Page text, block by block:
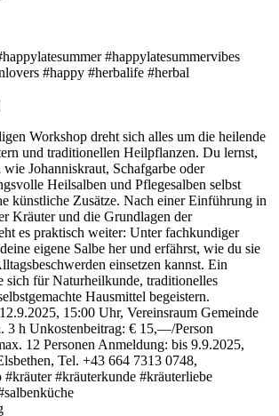
#happylatesummervibes
#happy #herbalife #herbal